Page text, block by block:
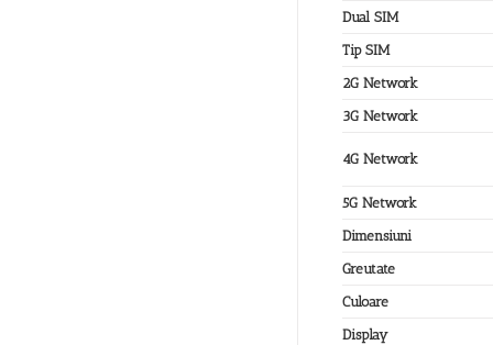
Dual SIM
Tip SIM
2G Network
3G Network
4G Network
5G Network
Dimensiuni
Greutate
Culoare
Display